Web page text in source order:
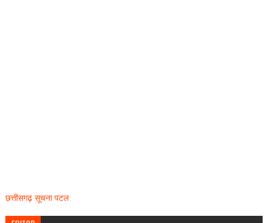
छत्तीसगढ़ सूचना पटल